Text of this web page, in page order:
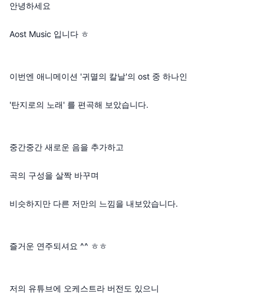
안녕하세요
Aost Music 입니다 ㅎ
이번엔 애니메이션 '귀멸의 칼날'의 ost 중 하나인
'탄지로의 노래' 를 편곡해 보았습니다.
중간중간 새로운 음을 추가하고
곡의 구성을 살짝 바꾸며
비슷하지만 다른 저만의 느낌을 내보았습니다.
즐거운 연주되셔요 ^^ ㅎㅎ
저의 유튜브에 오케스트라 버전도 있으니